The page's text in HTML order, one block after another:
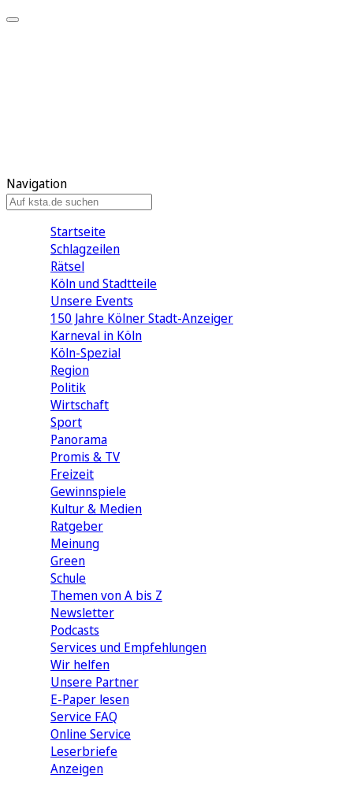
Navigation
Startseite
Schlagzeilen
Rätsel
Köln und Stadtteile
Unsere Events
150 Jahre Kölner Stadt-Anzeiger
Karneval in Köln
Köln-Spezial
Region
Politik
Wirtschaft
Sport
Panorama
Promis & TV
Freizeit
Gewinnspiele
Kultur & Medien
Ratgeber
Meinung
Green
Schule
Themen von A bis Z
Newsletter
Podcasts
Services und Empfehlungen
Wir helfen
Unsere Partner
E-Paper lesen
Service FAQ
Online Service
Leserbriefe
Anzeigen